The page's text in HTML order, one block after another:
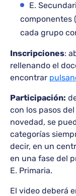
E.
componentes
cada grupo
Inscripciones:
rellenando el
encontrar
Participación:
con los pasos
novedad, se
categorías
decir, en un
en una fase del
E. Primaria.
El video deberá